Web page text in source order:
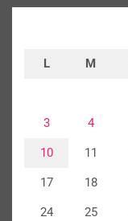
L M
3 4
10 11
17 18
24 25